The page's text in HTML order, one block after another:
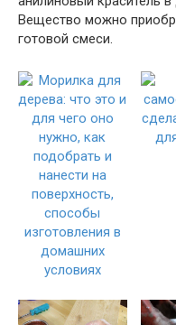
Вещество можно
готовой смеси.